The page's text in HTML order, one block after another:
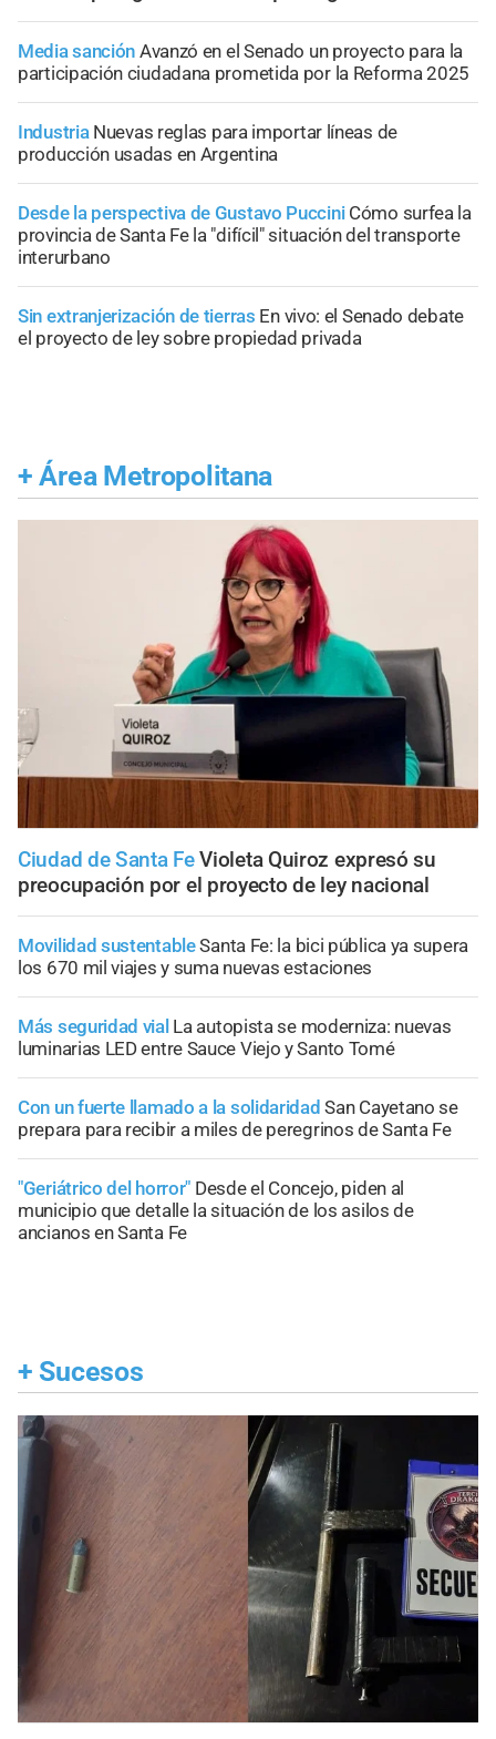
Media sanción Avanzó en el Senado un proyecto para la
participación ciudadana prometida por la Reforma 2025
Industria Nuevas reglas para importar líneas de
producción usadas en Argentina
Desde la perspectiva de Gustavo Puccini Cómo surfea la
provincia de Santa Fe la "difícil" situación del transporte
interurbano
Sin extranjerización de tierras En vivo: el Senado debate
el proyecto de ley sobre propiedad privada
+ Área Metropolitana
Ciudad de Santa Fe Violeta Quiroz expresó su
preocupación por el proyecto de ley nacional
Movilidad sustentableSanta Fe: la bici pública ya supera
los 670 mil viajes y suma nuevas estaciones
Más seguridad vial La autopista se moderniza: nuevas
luminarias LED entre Sauce Viejo y Santo Tomé
Con un fuerte llamado a la solidaridad San Cayetano se
prepara para recibir a miles de peregrinos de Santa Fe
"Geriátrico del horror" Desde el Concejo, piden al
municipio que detalle la situación de los asilos de
ancianos en Santa Fe
+ Sucesos